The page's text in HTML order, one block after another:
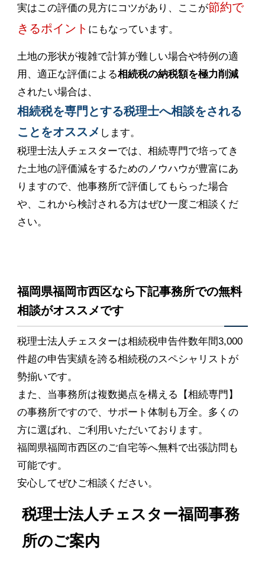
実はこの評価の見方にコツがあり、ここが節約で
きるポイント にもなっています。
土地の形状が複雑で計算が難しい場合や特例の適
用、適正な評価による相続税の納税額を極力削減
されたい場合は、
相続税を専門とする税理士へ相談をされる
ことをオススメ します。
税理士法人チェスターでは、相続専門で培ってき
た土地の評価減をするためのノウハウが豊富にあ
りますので、他事務所で評価してもらった場合
や、これから検討される方はぜひ一度ご相談くだ
さい。
福岡県福岡市西区なら下記事務所での無料
相談がオススメです
税理士法人チェスターは相続税申告件数年間3,000
件超の申告実績を誇る相続税のスペシャリストが
勢揃いです。
また、当事務所は複数拠点を構える【相続専門】
の事務所ですので、サポート体制も万全。多くの
方に選ばれ、ご利用いただいております。
福岡県福岡市西区のご自宅等へ無料で出張訪問も
可能です。
安心してぜひご相談ください。
税理士法人チェスター福岡事務
所のご案内